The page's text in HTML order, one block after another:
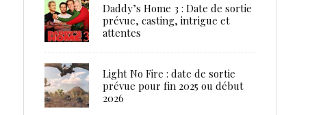
Daddy’s Home 3 : Date de sortie
prévue, casting, intrigue et
attentes
Light No Fire : date de sortie
prévue pour fin 2025 ou début
2026